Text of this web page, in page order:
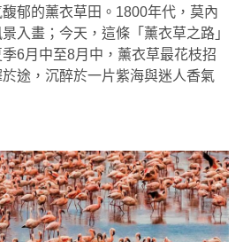
郁的薰衣草田。1800年代，莫內
入畫；今天，這條「薰衣草之路」
6月中至8月中，薰衣草最花枝招
途，沉醉於一片紫海與迷人香氣